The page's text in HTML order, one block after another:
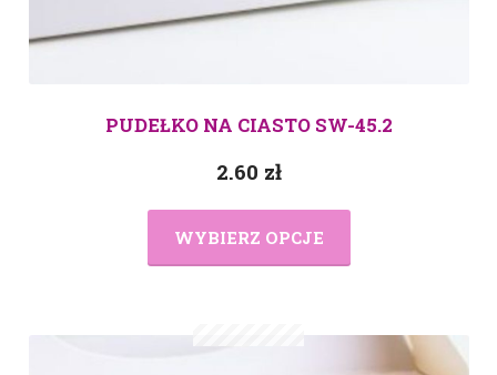
PUDEŁKO NA CIASTO SW-45.2
2.60 zł
WYBIERZ OPCJE